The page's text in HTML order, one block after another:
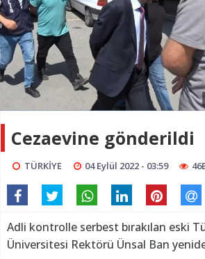
Cezaevine gönderildi
TÜRKİYE 04 Eylül 2022 - 03:59
Adli kontrolle serbest bırakılan eski
Üniversitesi Rektörü Ünsal Ban